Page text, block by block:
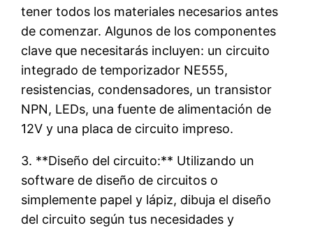
tener todos los materiales necesarios antes
de comenzar. Algunos de los componentes
clave que necesitarás incluyen: un circuito
integrado de temporizador NE555,
resistencias, condensadores, un transistor
NPN, LEDs, una fuente de alimentación de
12V y una placa de circuito impreso.
3. **Diseño del circuito:** Utilizando un
software de diseño de circuitos o
simplemente papel y lápiz, dibuja el diseño
del circuito según tus necesidades y